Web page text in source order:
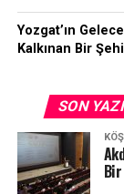
Yozgat’ın
Kalkınan Bir
SON